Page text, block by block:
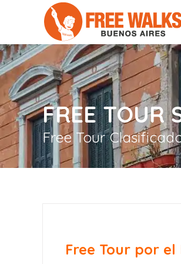
FREE TOUR
Free Tour
Free Tour por